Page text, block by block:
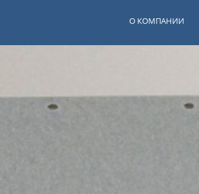
О КОМПАНИИ